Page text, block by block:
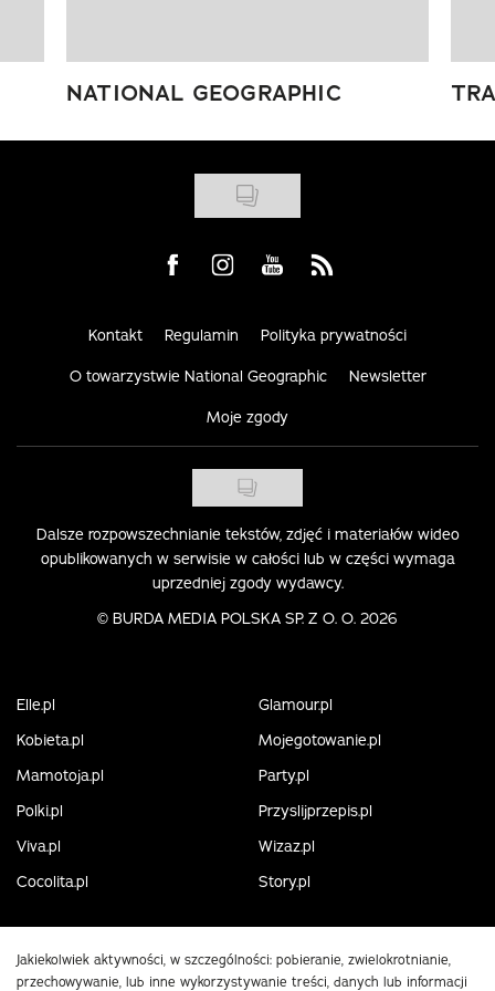
NATIONAL GEOGRAPHIC
Visit us on Facebook
Visit us on Instagram
Visit us on Youtube
Visit us on Rss
Kontakt Regulamin Polityka prywatności
O towarzystwie National Geographic Newsletter
Moje zgody
Dalsze rozpowszechnianie tekstów, zdjęć i materiałów wideo
opublikowanych w serwisie w całości lub w części wymaga
uprzedniej zgody wydawcy.
© BURDA MEDIA POLSKA SP. Z O. O. 2026
Elle.pl
Glamour.pl
Kobieta.pl
Mojegotowanie.pl
Mamotoja.pl
Party.pl
Polki.pl
Przyslijprzepis.pl
Viva.pl
Wizaz.pl
Cocolita.pl
Story.pl
Jakiekolwiek aktywności, w szczególności: pobieranie, zwielokrotnianie,
przechowywanie, lub inne wykorzystywanie treści, danych lub informacji